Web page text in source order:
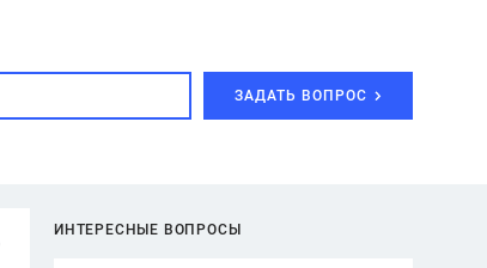
ЗАДАТЬ ВОПРОС
ИНТЕРЕСНЫЕ ВОПРОСЫ